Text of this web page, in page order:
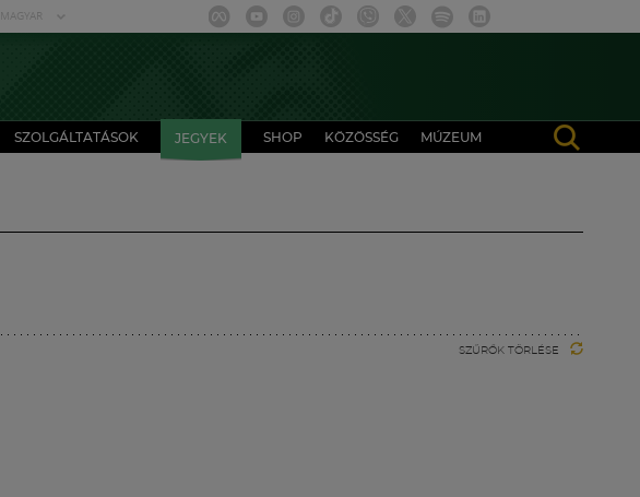
MAGYAR
SZOLGÁLTATÁSOK JEGYEK SHOP KÖZÖSSÉG MÚZEUM
SZŰRŐK TÖRLÉSE